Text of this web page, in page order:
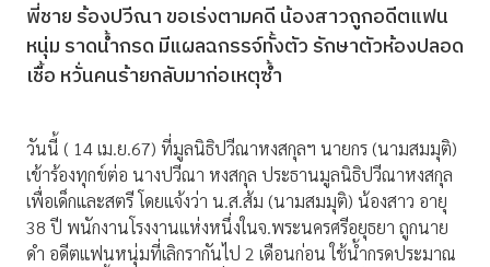
พี่ชาย ร้องปวีณา ขอเร่งตามคดี น้องสาวถูกอดีตแฟน
หนุ่ม ราดน้ำกรด มีแผลฉกรรจ์ทั้งตัว รักษาตัวห้องปลอด
เชื้อ หวั่นคนร้ายกลับมาก่อเหตุซ้ำ
วันนี้ ( 14 เม.ย.67) ที่มูลนิธิปวีณาหงสกุลฯ นายกร (นามสมมุติ)
เข้าร้องทุกข์ต่อ นางปวีณา หงสกุล ประธานมูลนิธิปวีณาหงสกุล
เพื่อเด็กและสตรี โดยแจ้งว่า น.ส.ส้ม (นามสมมุติ) น้องสาว อายุ
38 ปี พนักงานโรงงานแห่งหนึ่งในจ.พระนครศรีอยุธยา ถูกนาย
ดำ อดีตแฟนหนุ่มที่เลิกรากันไป 2 เดือนก่อน ใช้น้ำกรดประมาณ